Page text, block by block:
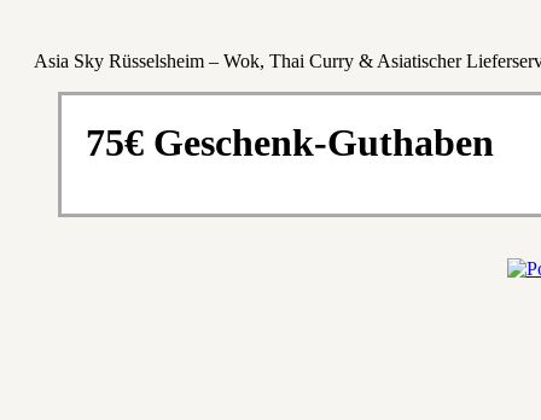
Asia Sky Rüsselsheim – Wok, Thai Curry & Asiatischer
75€ Geschenk-Guthaben